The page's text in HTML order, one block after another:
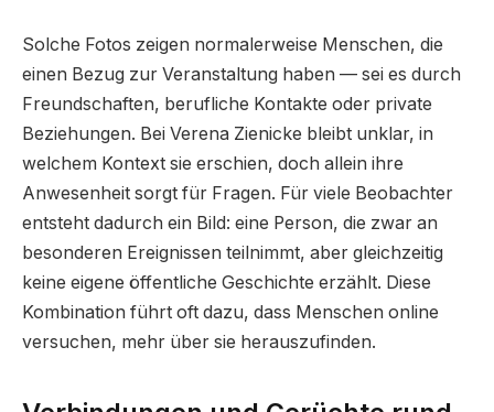
Solche Fotos zeigen normalerweise Menschen, die
einen Bezug zur Veranstaltung haben — sei es durch
Freundschaften, berufliche Kontakte oder private
Beziehungen. Bei Verena Zienicke bleibt unklar, in
welchem Kontext sie erschien, doch allein ihre
Anwesenheit sorgt für Fragen. Für viele Beobachter
entsteht dadurch ein Bild: eine Person, die zwar an
besonderen Ereignissen teilnimmt, aber gleichzeitig
keine eigene öffentliche Geschichte erzählt. Diese
Kombination führt oft dazu, dass Menschen online
versuchen, mehr über sie herauszufinden.